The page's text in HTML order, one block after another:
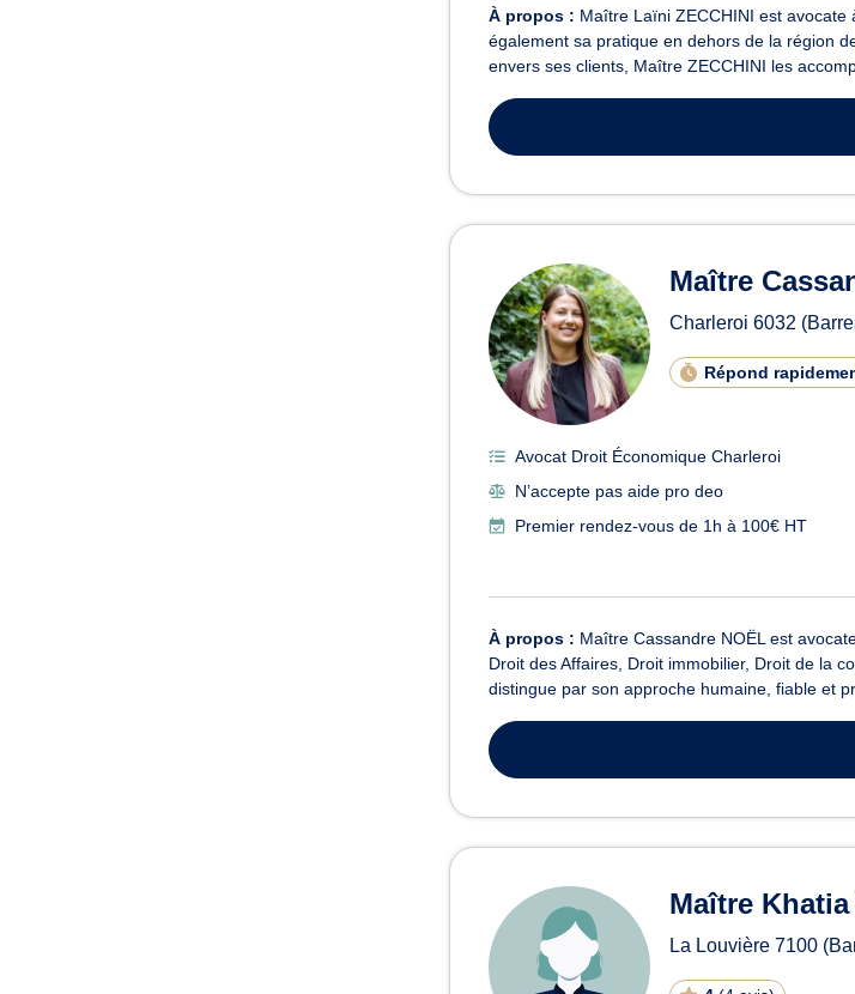
À propos : Maître Laïni ZECCHINI est avocate
également sa pratique en dehors de la région
envers ses clients, Maître ZECCHINI les
Maître
Charleroi 6032
Répond
Avocat Droit Économique Charleroi
N’accepte pas aide pro deo
Premier rendez-vous de 1h à 100€ HT
À propos : Maître Cassandre NOËL est
Droit des Affaires, Droit immobilier, Droit de la
distingue par son approche humaine, fiable et
Maître Khatia
La Louvière 7100